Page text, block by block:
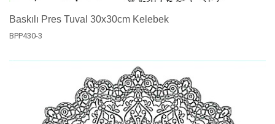
Baskılı Pres Tuval 30x30cm Kelebek
BPP430-3